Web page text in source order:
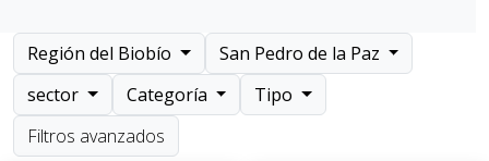
Región del Biobío
San Pedro de la Paz
sector
Categoría
Tipo
Filtros avanzados